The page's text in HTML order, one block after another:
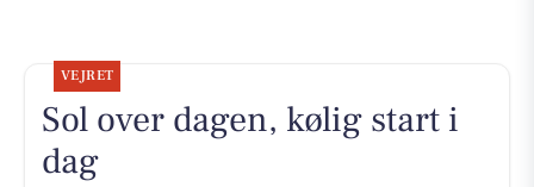
VEJRET
Sol over dagen, kølig start i
dag